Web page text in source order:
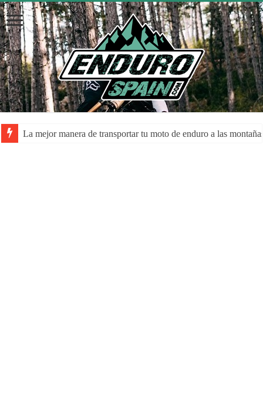
La mejor manera de transportar tu moto de enduro a las